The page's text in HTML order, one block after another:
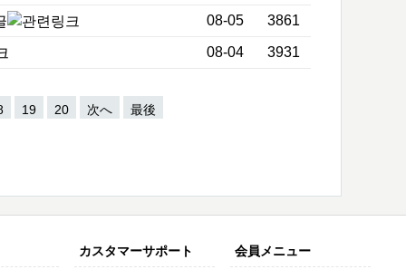
08-05 3861
08-04 3931
19 20 次へ 最後
カスタマーサポート 会員メニュー